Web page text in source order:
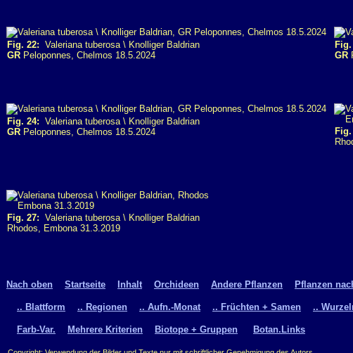
Fig. 22: Valeriana tuberosa \ Knolliger Baldrian
GR Peloponnes, Chelmos 18.5.2024
GR
Fig. 24: Valeriana tuberosa \ Knolliger Baldrian
GR Peloponnes, Chelmos 18.5.2024
Fig. 27: Valeriana tuberosa \ Knolliger Baldrian
Rhodos, Embona 31.3.2019
Nach oben Startseite Inhalt Orchideen Andere Pflanzen Pflanzen
.. Blattform .. Regionen .. Aufn.-Monat .. Früchten + Samen ..
Farb-Var. Mehrere Kriterien Biotope + Gruppen Botan.Links